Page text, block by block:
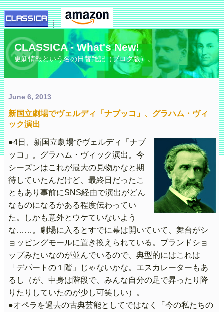
CLASSICA - What's New!
更新情報という名の日替雑記（ブログ版）。
June 6, 2013
新国立劇場でヴェルディ「ナブッコ」、グラハム・ヴィ
ック演出
●4日、新国立劇場でヴェルディ「ナブ
ッコ」。グラハム・ヴィック演出。今
シーズンはこれが最大の見物かなと期
待していたんだけど、最終日だったこ
ともあり事前にSNS経由で演出がどん
なものになるかある程度伝わってい
た。しかも意外とウケていないよう
な……。劇場に入るとすでに幕は開いていて、舞台がシ
ョッピングモールに置き換えられている。ブランドショ
ップみたいなのが並んでいるので、典型的にはこれは
「デパートの１階」じゃないかな。エスカレーターもあ
るし（が、中身は階段で、みんな自分の足で昇ったり降
りたりしていたのが少し可笑しい）。
●オペラを過去の古典芸能としてではなく「今の私たちの